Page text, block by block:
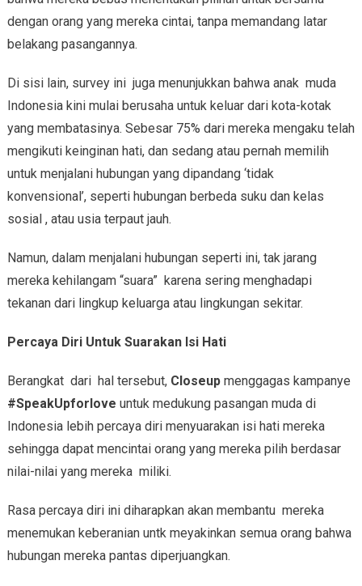
dengan orang yang mereka cintai, tanpa memandang latar
belakang pasangannya.
Di sisi lain, survey ini juga menunjukkan bahwa anak muda
Indonesia kini mulai berusaha untuk keluar dari kota-kotak
yang membatasinya. Sebesar 75% dari mereka mengaku telah
mengikuti keinginan hati, dan sedang atau pernah memilih
untuk menjalani hubungan yang dipandang ‘tidak
konvensional’, seperti hubungan berbeda suku dan kelas
sosial , atau usia terpaut jauh.
Namun, dalam menjalani hubungan seperti ini, tak jarang
mereka kehilangam “suara” karena sering menghadapi
tekanan dari lingkup keluarga atau lingkungan sekitar.
Percaya Diri Untuk Suarakan Isi Hati
Berangkat dari hal tersebut, Closeup menggagas kampanye
#SpeakUpforlove untuk medukung pasangan muda di
Indonesia lebih percaya diri menyuarakan isi hati mereka
sehingga dapat mencintai orang yang mereka pilih berdasar
nilai-nilai yang mereka miliki.
Rasa percaya diri ini diharapkan akan membantu mereka
menemukan keberanian untk meyakinkan semua orang bahwa
hubungan mereka pantas diperjuangkan.